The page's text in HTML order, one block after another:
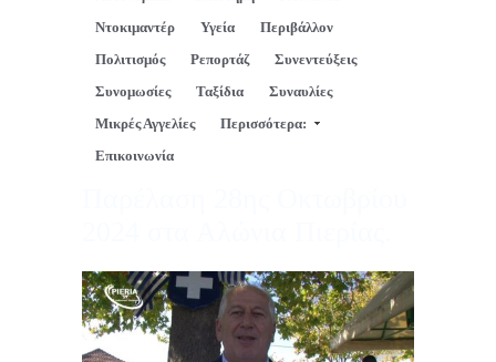
Ντοκιμαντέρ
Υγεία
Περιβάλλον
Πολιτισμός
Ρεπορτάζ
Συνεντεύξεις
Συνομωσίες
Ταξίδια
Συναυλίες
Μικρές Αγγελίες
Περισσότερα:
Επικοινωνία